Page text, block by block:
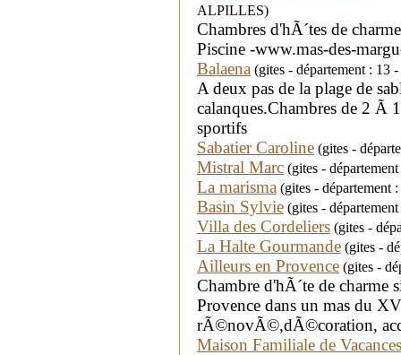
ALPILLES)
Chambres d'hÃ´tes de
Piscine -www.mas-des-
Balaena (gites - département :
A deux pas de la plage de
calanques.Chambres de 2 Ã
sportifs
Sabatier Caroline (gites -
Mistral Marc (gites -
La marisma (gites -
Basin Sylvie (gites -
Villa des Cordeliers (gites -
La Halte Gourmande (gites -
Ailleurs en Provence (gites -
Chambre d'hÃ´te de
Provence dans un mas du
rÃ©novÃ©,dÃ©coration,
Maison Familiale de Vacances